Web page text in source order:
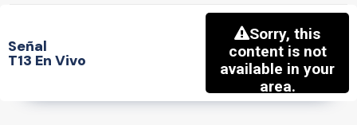
Señal
T13 En Vivo